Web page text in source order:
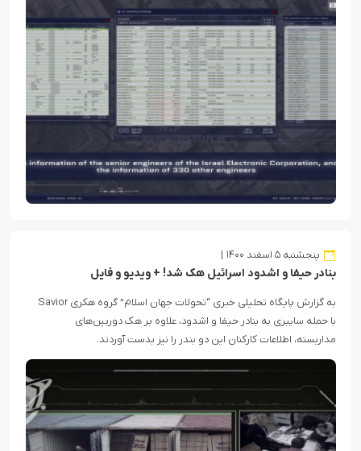
پنجشنبه ۵ اسفند ۱۴۰۰
بنادر حیفا و اشدود اسرائیل هک شد! + ویدیو و فایل
به گزارش پایگاه تحلیلی خبری “تحولات جهان اسلام” گروه هکری Savior
با حمله سایبری به بنادر حیفا و اشدود، علاوه بر هک دوربین‌های
مداربسته، اطلاعات کارکنان این دو بندر را نیز بدست آوردند.